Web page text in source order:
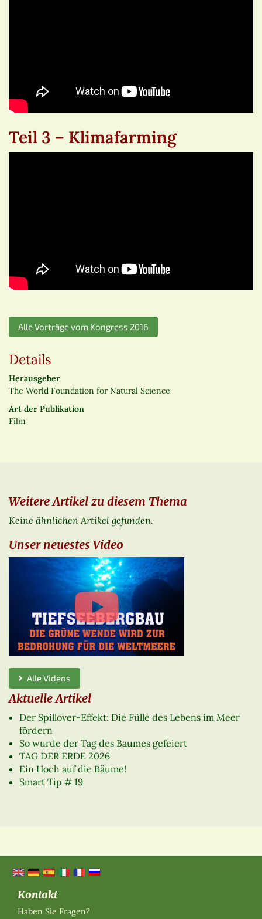
Teil 3 – Klimafarming
Alle Vorträge vom Kongress 2016
Details
Herausgeber
The World Foundation for Natural Science
Art der Publikation
Film
Weitere Artikel zu diesem Thema
Keine ähnlichen Artikel gefunden.
Unser neuestes Video
Alle Videos
Aktuelle Artikel
Der Spillover-Effekt: Die Fülle des Lebens im Meer
fördern
So wurde der Tag des Baumes gefeiert
TAG DER ERDE 2026
Ein Hoch auf die Bäume!
Smart Tip # 19
Kontakt
Haben Sie Fragen?